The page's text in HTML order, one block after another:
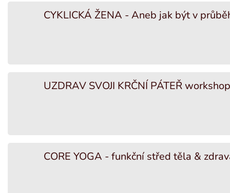
CYKLICKÁ ŽENA - Aneb jak být v
UZDRAV SVOJI KRČNÍ PÁTEŘ workshop
CORE YOGA - funkční střed těla &